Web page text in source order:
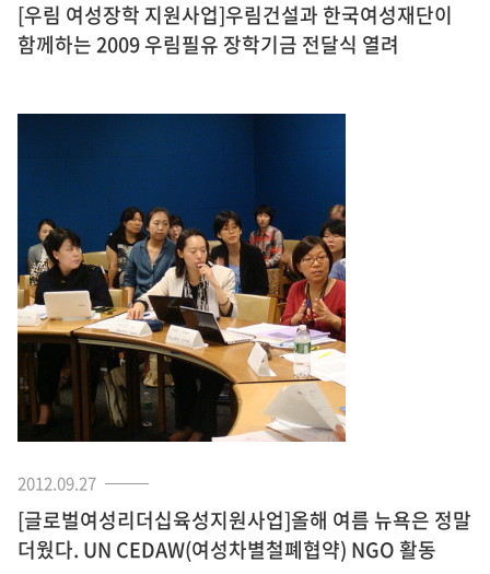
[우림 여성장학 지원사업]우림건설과 한국여성재단이
함께하는 2009 우림필유 장학기금 전달식 열려
2012.09.27
[글로벌여성리더십육성지원사업]올해 여름 뉴욕은 정말
더웠다. UN CEDAW(여성차별철폐협약) NGO 활동